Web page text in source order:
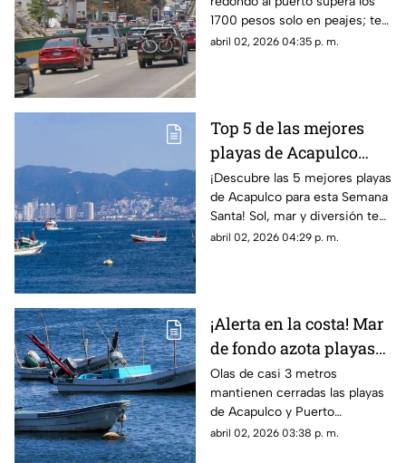
gasolina desde la
CDMX
1700 pesos solo en peajes; te
decimos cuánto cuesta cargar
abril 02, 2026 04:35 p. m.
Top 5 de las mejores
playas de Acapulco
para disfrutar esta
Semana Santa
¡Descubre las 5 mejores playas
de Acapulco para esta Semana
Santa! Sol, mar y diversión te
esperan en el destino turístico
abril 02, 2026 04:29 p. m.
¡Alerta en la costa! Mar
de fondo azota playas
de Guerrero y Oaxaca
Olas de casi 3 metros
mantienen cerradas las playas
de Acapulco y Puerto
Escondido.
abril 02, 2026 03:38 p. m.